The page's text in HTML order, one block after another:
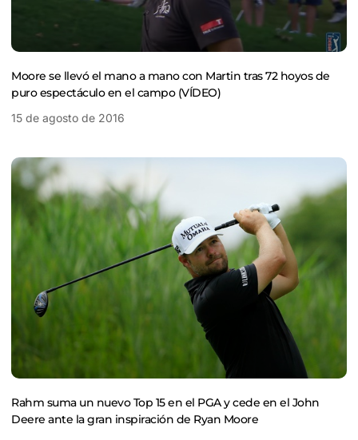
Moore se llevó el mano a mano con Martin tras 72 hoyos de
puro espectáculo en el campo (VÍDEO)
15 de agosto de 2016
Rahm suma un nuevo Top 15 en el PGA y cede en el John
Deere ante la gran inspiración de Ryan Moore